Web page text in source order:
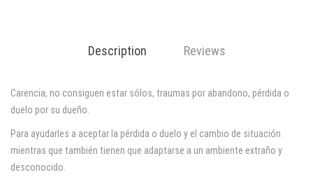
Description Reviews
D
e
s
Carencia, no consiguen estar sólos, traumas por abandono, pérdida o
duelo por su dueño.
Para ayudarles a aceptar la pérdida o duelo y el cambio de situación
mientras que también tienen que adaptarse a un ambiente extraño y
desconocido.